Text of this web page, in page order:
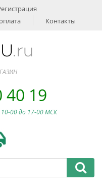
Контакты
40 19
10-00 до 17-00 МСК